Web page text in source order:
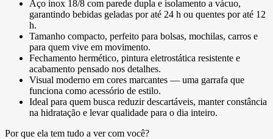
Aço inox 18/8 com parede dupla e isolamento a vácuo,
garantindo bebidas geladas por até 24 h ou quentes por até 12
h.
Tamanho compacto, perfeito para bolsas, mochilas, carros e
para quem vive em movimento.
Fechamento hermético, pintura eletrostática resistente e
acabamento pensado nos detalhes.
Visual moderno em cores marcantes — uma garrafa que
funciona como acessório de estilo.
Ideal para quem busca reduzir descartáveis, manter constância
na hidratação e levar qualidade para o dia inteiro.
Por que ela tem tudo a ver com você?